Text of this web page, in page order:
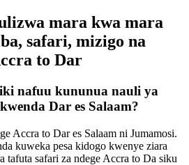
mara kwa mara
safari, mizigo na
to Dar
nafuu kununua nauli ya
Dar es Salaam?
Accra to Dar es Salaam ni Jumamosi.
kuweka pesa kidogo kwenye ziara
tafuta safari za ndege Accra to Da siku